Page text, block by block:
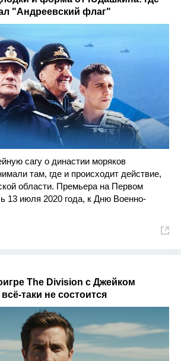
"Андреевский флаг"
сагу о династии моряков
там, где и происходит действие,
области. Премьера на Первом
13 июля 2020 года, к Дню Военно-
The Division с Джейком
таки не состоится